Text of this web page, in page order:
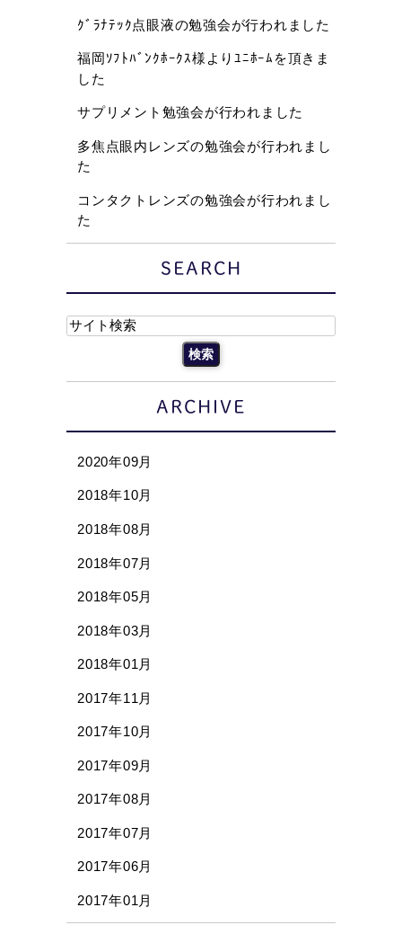
ｸﾞﾗﾅﾃｯｸ点眼液の勉強会が行われました
福岡ｿﾌﾄﾊﾞﾝｸﾎｰｸｽ様よりﾕﾆﾎｰﾑを頂きま
した
サプリメント勉強会が行われました
多焦点眼内レンズの勉強会が行われまし
た
コンタクトレンズの勉強会が行われまし
た
SEARCH
ARCHIVE
2020年09月
2018年10月
2018年08月
2018年07月
2018年05月
2018年03月
2018年01月
2017年11月
2017年10月
2017年09月
2017年08月
2017年07月
2017年06月
2017年01月